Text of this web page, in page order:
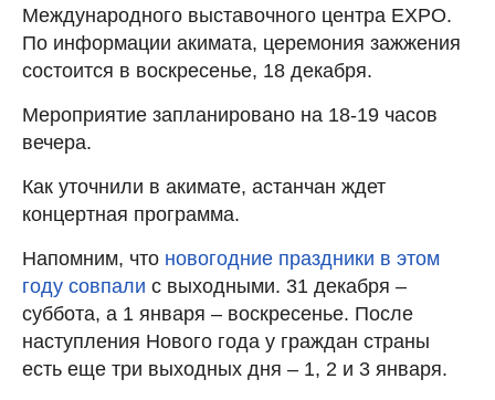
Международного выставочного центра EXPO.
По информации акимата, церемония зажжения
состоится в воскресенье, 18 декабря.
Мероприятие запланировано на 18-19 часов
вечера.
Как уточнили в акимате, астанчан ждет
концертная программа.
Напомним, что новогодние праздники в этом
году совпали с выходными. 31 декабря –
суббота, а 1 января – воскресенье. После
наступления Нового года у граждан страны
есть еще три выходных дня – 1, 2 и 3 января.